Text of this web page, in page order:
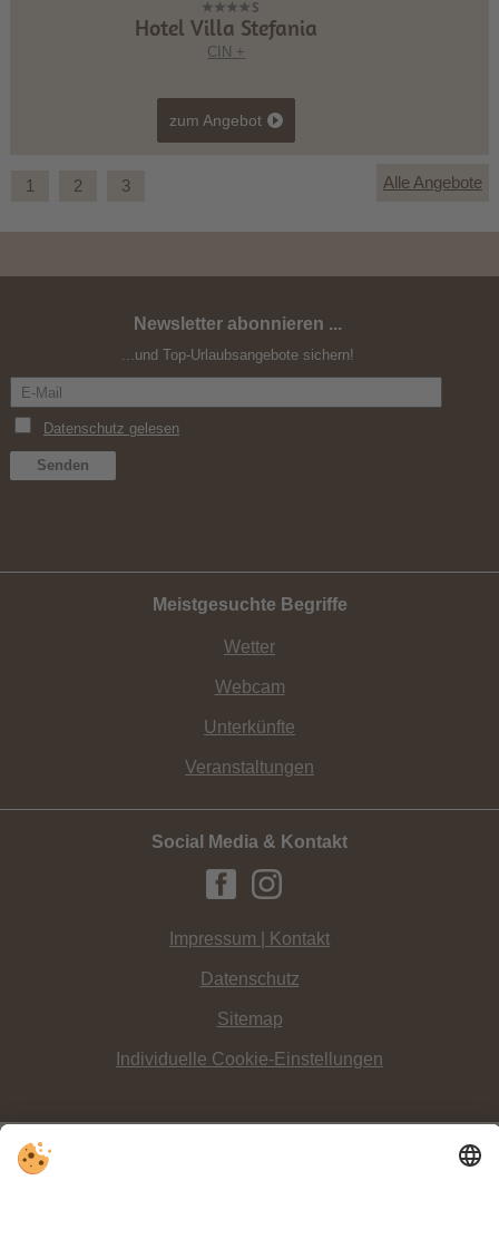
Montanaris Alpine ~ Active ~ Relax
CIN +
Kartoffelwochen & Erdäpflfest
zum Angebot
1 2 3 Alle Angebote
Newsletter abonnieren ...
...und Top-Urlaubsangebote sichern!
Meistgesuchte Begriffe
Wetter
Webcam
Unterkünfte
Veranstaltungen
Social Media & Kontakt
Impressum | Kontakt
Datenschutz
Sitemap
Individuelle Cookie-Einstellungen
INFO:
Wahrzeichen
der Dolomiten